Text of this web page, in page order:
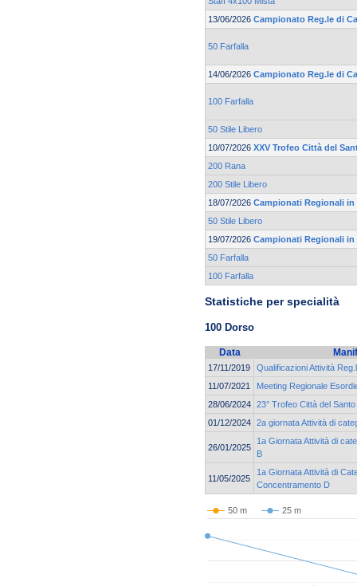
13/06/2026 Campionato Reg.le di
50 Farfalla
14/06/2026 Campionato Reg.le di
100 Farfalla
50 Stile Libero
10/07/2026 XXV Trofeo Città del
200 Rana
200 Stile Libero
18/07/2026 Campionati Regionali in
50 Stile Libero
19/07/2026 Campionati Regionali in
50 Farfalla
100 Farfalla
Statistiche per specialità
100 Dorso
Data
17/11/2019
Qualificazioni Attività
11/07/2021
Meeting Regionale
28/06/2024 23° Trofeo Città del Santo
01/12/2024 2a giornata Attività di
26/01/2025
1a Giornata Attività di
B
11/05/2025
1a Giornata Attività di
Concentramento D
50 m 25 m